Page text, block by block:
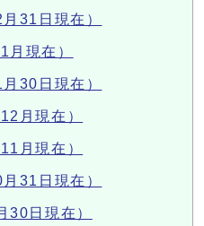
31日現在）
月現在）
30日現在）
月現在）
月現在）
31日現在）
30日現在）